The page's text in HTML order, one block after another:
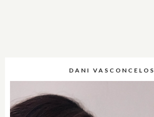
DANI VASCONCELOS